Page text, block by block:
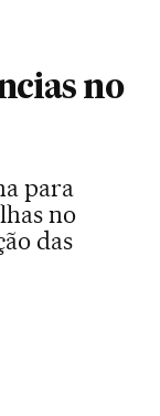
no
para
no
das